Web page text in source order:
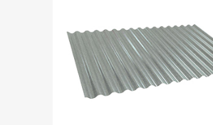
Chapa Mini-Onda